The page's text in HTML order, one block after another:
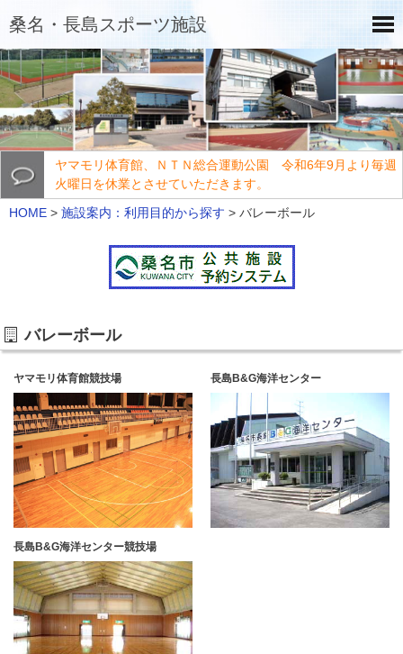
桑名・長島スポーツ施設
ヤマモリ体育館、ＮＴＮ総合運動公園 令和6年9月より毎週
火曜日を休業とさせていただきます。
HOME > 施設案内：利用目的から探す > バレーボール
バレーボール
ヤマモリ体育館競技場 長島B&G海洋センター
長島B&G海洋センター競技場